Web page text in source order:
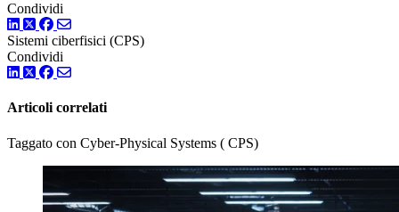
Condividi
LinkedIn
TwitterFacebook
Sistemi ciberfisici (CPS)
Condividi
LinkedIn
TwitterFacebook
Articoli correlati
Taggato con Cyber-Physical Systems ( CPS)